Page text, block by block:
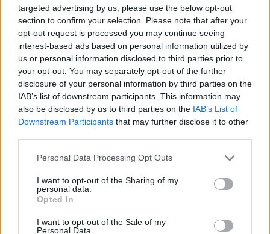
targeted advertising by us, please use the below opt-out
section to confirm your selection. Please note that after your
opt-out request is processed you may continue seeing
interest-based ads based on personal information utilized by
us or personal information disclosed to third parties prior to
your opt-out. You may separately opt-out of the further
disclosure of your personal information by third parties on the
IAB’s list of downstream participants. This information may
also be disclosed by us to third parties on the IAB’s List of
Downstream Participants that may further disclose it to other
Personal Data Processing Opt Outs
I want to opt-out of the Sharing of my
personal data.
Opted In
I want to opt-out of the Sale of my
Personal Data.